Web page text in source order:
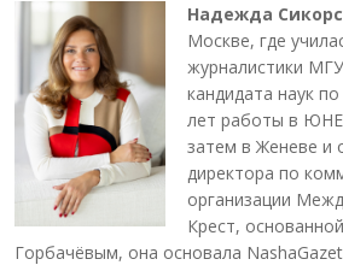
Надежда
Москве, где
журналистики
кандидата наук
лет работы в
затем в Женеве и
директора по
организации
Крест,
Горбачёвым, она основала